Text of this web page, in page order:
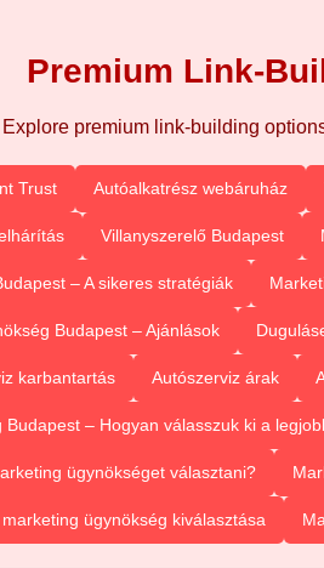
Premium Link-
Explore premium link-building
Trust Autóalkatrész webáruház
Villanyszerelő Budapest
– A sikeres stratégiák
Budapest – Ajánlások
karbantartás Autószerviz árak
Budapest – Hogyan válasszuk ki a
ügynökséget választani?
ügynökség kiválasztása